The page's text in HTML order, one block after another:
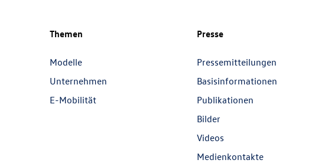
Themen
Modelle
Unternehmen
E-Mobilität
Presse
Pressemitteilungen
Basisinformationen
Publikationen
Bilder
Videos
Medienkontakte